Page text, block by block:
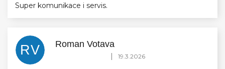
Super komunikace i servis.
RV Roman Votava
Hodnocení obchodu je 5 z 5 hvězdiček.
| 19.3.2026